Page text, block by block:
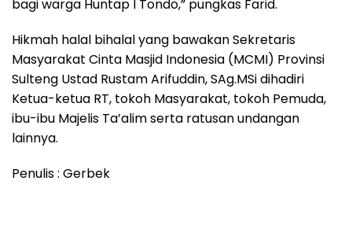
bagi warga Huntap I Tondo,” pungkas Farid.
Hikmah halal bihalal yang bawakan Sekretaris
Masyarakat Cinta Masjid Indonesia (MCMI) Provinsi
Sulteng Ustad Rustam Arifuddin, SAg.MSi dihadiri
Ketua-ketua RT, tokoh Masyarakat, tokoh Pemuda,
ibu-ibu Majelis Ta’alim serta ratusan undangan
lainnya.
Penulis : Gerbek